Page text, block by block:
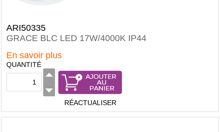
ARI50335
GRACE BLC LED 17W/4000K IP44
En savoir plus
QUANTITÉ
RÉACTUALISER